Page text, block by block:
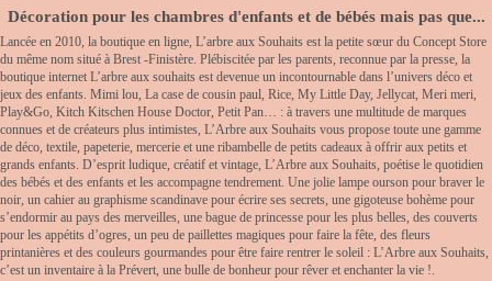
Décoration pour les chambres d'enfants et de bébés mais pas que...
Lancée en 2010, la boutique en ligne, L’arbre aux Souhaits est la petite sœur du Concept Store
du même nom situé à Brest -Finistère. Plébiscitée par les parents, reconnue par la presse, la
boutique internet L’arbre aux souhaits est devenue un incontournable dans l’univers déco et
jeux des enfants. Mimi lou, La case de cousin paul, Rice, My Little Day, Jellycat, Meri meri,
Play&Go, Kitch Kitschen House Doctor, Petit Pan… : à travers une multitude de marques
connues et de créateurs plus intimistes, L’Arbre aux Souhaits vous propose toute une gamme
de déco, textile, papeterie, mercerie et une ribambelle de petits cadeaux à offrir aux petits et
grands enfants. D’esprit ludique, créatif et vintage, L’Arbre aux Souhaits, poétise le quotidien
des bébés et des enfants et les accompagne tendrement. Une jolie lampe ourson pour braver le
noir, un cahier au graphisme scandinave pour écrire ses secrets, une gigoteuse bohème pour
s’endormir au pays des merveilles, une bague de princesse pour les plus belles, des couverts
pour les appétits d’ogres, un peu de paillettes magiques pour faire la fête, des fleurs
printanières et des couleurs gourmandes pour être faire rentrer le soleil : L’Arbre aux Souhaits,
c’est un inventaire à la Prévert, une bulle de bonheur pour rêver et enchanter la vie !.